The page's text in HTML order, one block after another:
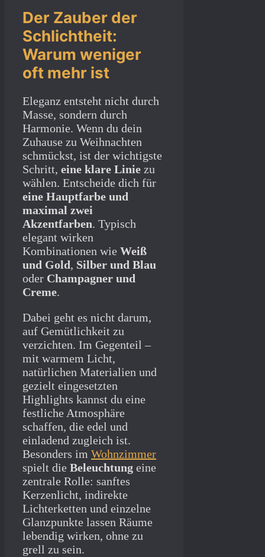
Der Zauber der
Schlichtheit:
Warum weniger
oft mehr ist
Eleganz entsteht nicht durch
Masse, sondern durch
Harmonie. Wenn du dein
Zuhause zu Weihnachten
schmückst, ist der wichtigste
Schritt, eine klare Linie zu
wählen. Entscheide dich für
eine Hauptfarbe und
maximal zwei
Akzentfarben. Typisch
elegant wirken
Kombinationen wie Weiß
und Gold, Silber und Blau
oder Champagner und
Creme.
Dabei geht es nicht darum,
auf Gemütlichkeit zu
verzichten. Im Gegenteil –
mit warmem Licht,
natürlichen Materialien und
gezielt eingesetzten
Highlights kannst du eine
festliche Atmosphäre
schaffen, die edel und
einladend zugleich ist.
Besonders im Wohnzimmer
spielt die Beleuchtung eine
zentrale Rolle: sanftes
Kerzenlicht, indirekte
Lichterketten und einzelne
Glanzpunkte lassen Räume
lebendig wirken, ohne zu
grell zu sein.